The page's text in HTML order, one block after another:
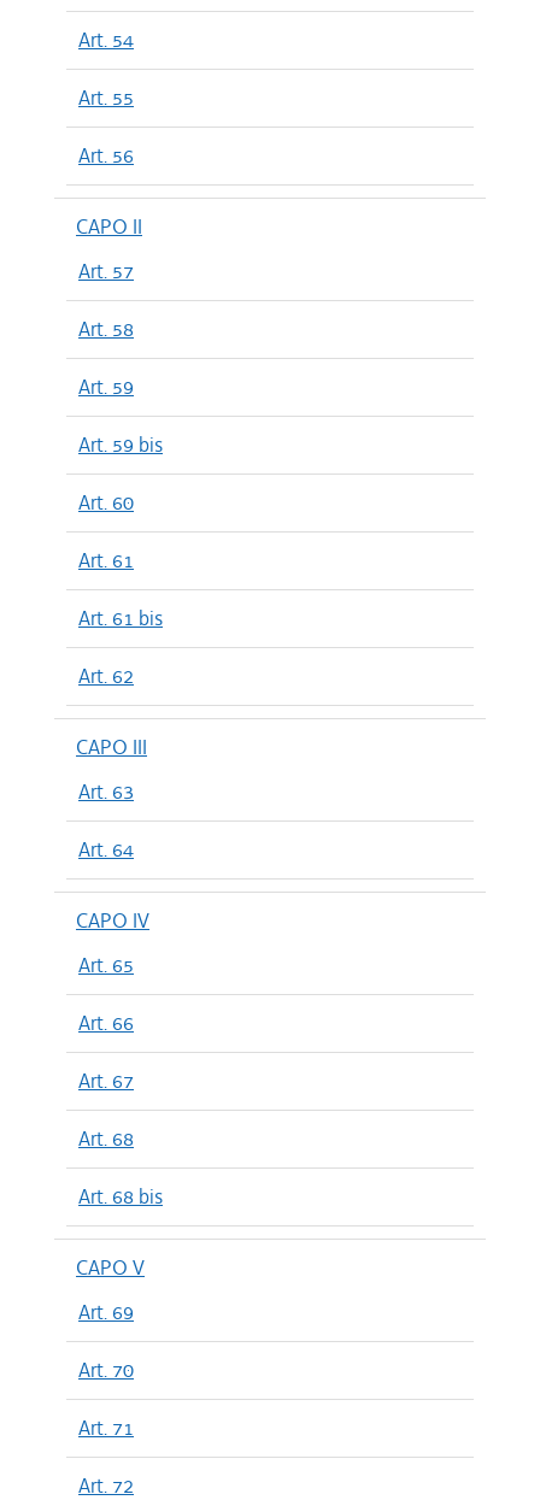
Art. 54
Art. 55
Art. 56
CAPO II
Art. 57
Art. 58
Art. 59
Art. 59 bis
Art. 60
Art. 61
Art. 61 bis
Art. 62
CAPO III
Art. 63
Art. 64
CAPO IV
Art. 65
Art. 66
Art. 67
Art. 68
Art. 68 bis
CAPO V
Art. 69
Art. 70
Art. 71
Art. 72